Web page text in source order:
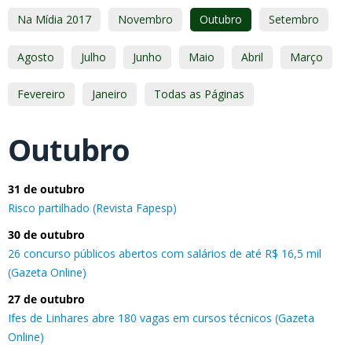
Na Mídia 2017 Novembro Outubro Setembro
Agosto Julho Junho Maio Abril Março
Fevereiro Janeiro Todas as Páginas
Outubro
31 de outubro
Risco partilhado (Revista Fapesp)
30 de outubro
26 concurso públicos abertos com salários de até R$ 16,5 mil
(Gazeta Online)
27 de outubro
Ifes de Linhares abre 180 vagas em cursos técnicos (Gazeta
Online)